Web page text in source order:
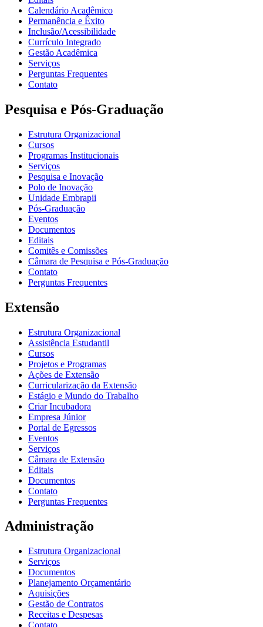
Calendário Acadêmico
Permanência e Êxito
Inclusão/Acessibilidade
Currículo Integrado
Gestão Acadêmica
Serviços
Perguntas Frequentes
Contato
Pesquisa e Pós-Graduação
Estrutura Organizacional
Cursos
Programas Institucionais
Serviços
Pesquisa e Inovação
Polo de Inovação
Unidade Embrapii
Pós-Graduação
Eventos
Documentos
Editais
Comitês e Comissões
Câmara de Pesquisa e Pós-Graduação
Contato
Perguntas Frequentes
Extensão
Estrutura Organizacional
Assistência Estudantil
Cursos
Projetos e Programas
Ações de Extensão
Curricularização da Extensão
Estágio e Mundo do Trabalho
Criar Incubadora
Empresa Júnior
Portal de Egressos
Eventos
Serviços
Câmara de Extensão
Editais
Documentos
Contato
Perguntas Frequentes
Administração
Estrutura Organizacional
Serviços
Documentos
Planejamento Orçamentário
Aquisições
Gestão de Contratos
Receitas e Despesas